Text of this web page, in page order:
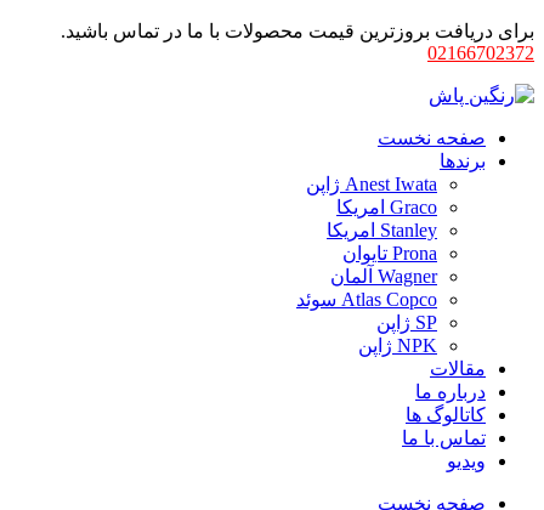
برای دریافت بروزترین قیمت محصولات با ما در تماس باشید.
02166702372
صفحه نخست
برندها
Anest Iwata ژاپن
Graco امریکا
Stanley امریکا
Prona تایوان
Wagner آلمان
Atlas Copco سوئد
SP ژاپن
NPK ژاپن
مقالات
درباره ما
کاتالوگ ها
تماس با ما
ویدیو
صفحه نخست